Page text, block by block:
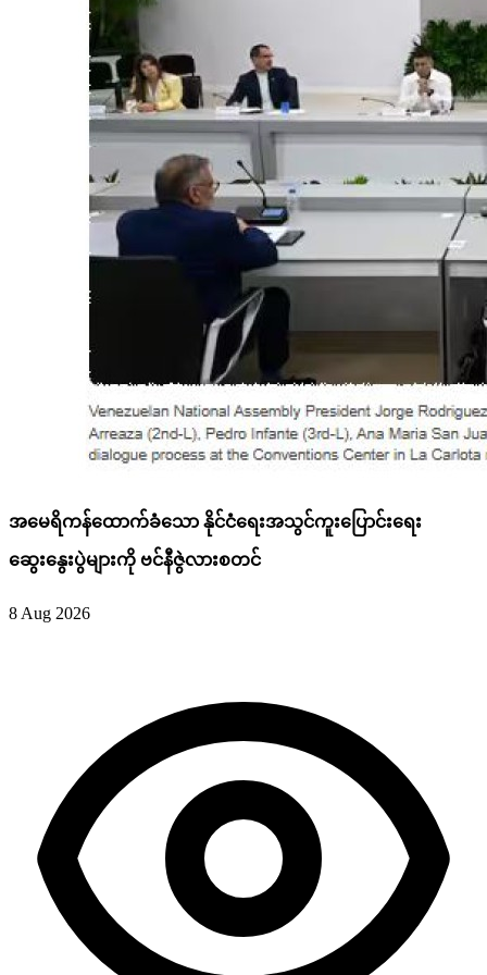
အမေရိကန်ထောက်ခံသော နိုင်ငံရေးအသွင်ကူးပြောင်းရေး
ဆွေးနွေးပွဲများကို ဗင်နီဇွဲလားစတင်
8 Aug 2026